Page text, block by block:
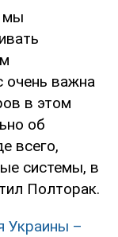
мы
очень важна
в этом
об
всего,
системы, в
Полторак.
Украины –